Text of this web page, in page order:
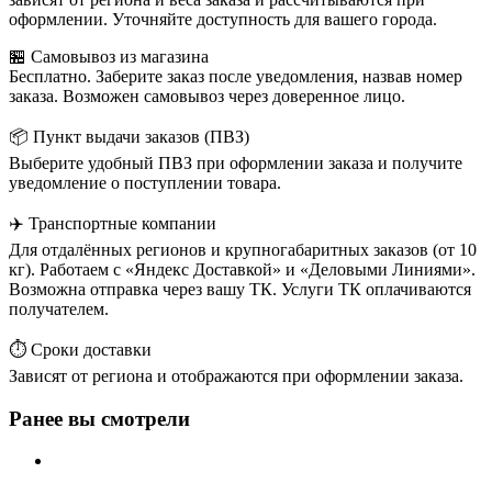
оформлении. Уточняйте доступность для вашего города.
🏪 Самовывоз из магазина
Бесплатно. Заберите заказ после уведомления, назвав номер
заказа. Возможен самовывоз через доверенное лицо.
📦 Пункт выдачи заказов (ПВЗ)
Выберите удобный ПВЗ при оформлении заказа и получите
уведомление о поступлении товара.
✈️ Транспортные компании
Для отдалённых регионов и крупногабаритных заказов (от 10
кг). Работаем с «Яндекс Доставкой» и «Деловыми Линиями».
Возможна отправка через вашу ТК. Услуги ТК оплачиваются
получателем.
⏱️ Сроки доставки
Зависят от региона и отображаются при оформлении заказа.
Ранее вы смотрели